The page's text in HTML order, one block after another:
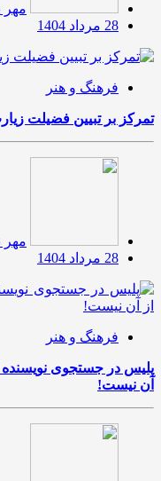
مهر
28 مرداد 1404
فرهنگ و هنر
تمرکز بر تبیین فضیلت
مهر
28 مرداد 1404
فرهنگ و هنر
پلیس در جستجوی
آن نیست!